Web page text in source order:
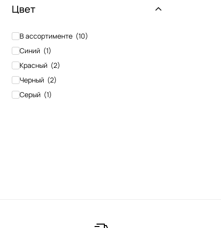
Цвет
В ассортименте (10)
Синий (1)
Красный (2)
Черный (2)
Серый (1)